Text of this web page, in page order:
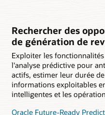
Rechercher des
de génération de
Exploiter les
l'analyse prédictive pour
actifs, estimer leur durée
informations exploitables
intelligentes et les
Oracle Future-Ready